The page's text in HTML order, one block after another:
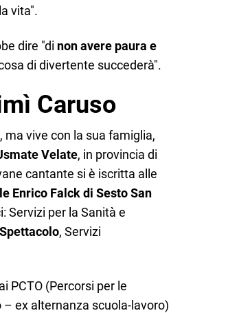
vita".
dire "di non avere paura e
di divertente succederà".
Caruso
ma vive con la sua famiglia,
Velate, in provincia di
cantante si è iscritta alle
Enrico Falck di Sesto San
Servizi per la Sanità e
, Servizi
PCTO (Percorsi per le
ex alternanza scuola-lavoro)